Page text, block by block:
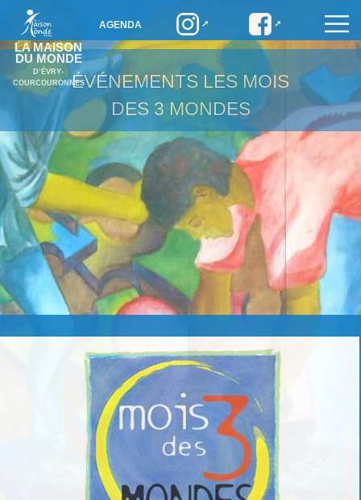
LA MAISON
DU MONDE
D’ÉVRY-
COURCOURONNES
AGENDA
ÉVÉNEMENTS LES MOIS
DES 3 MONDES